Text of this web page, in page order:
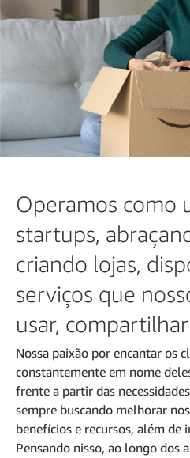
Operamos como
startups,
criando lojas,
serviços que
usar,
Nossa paixão por encantar os
constantemente em nome
frente a partir das
sempre buscando melhorar
benefícios e recursos, além de
Pensando nisso, ao longo dos